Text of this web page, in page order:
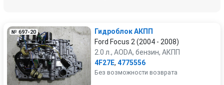
№ 697-20
Гидроблок АКПП
Ford Focus 2 (2004 - 2008)
2.0 л., AODA, бензин, АКПП
4F27E, 4775556
Без возможности возврата